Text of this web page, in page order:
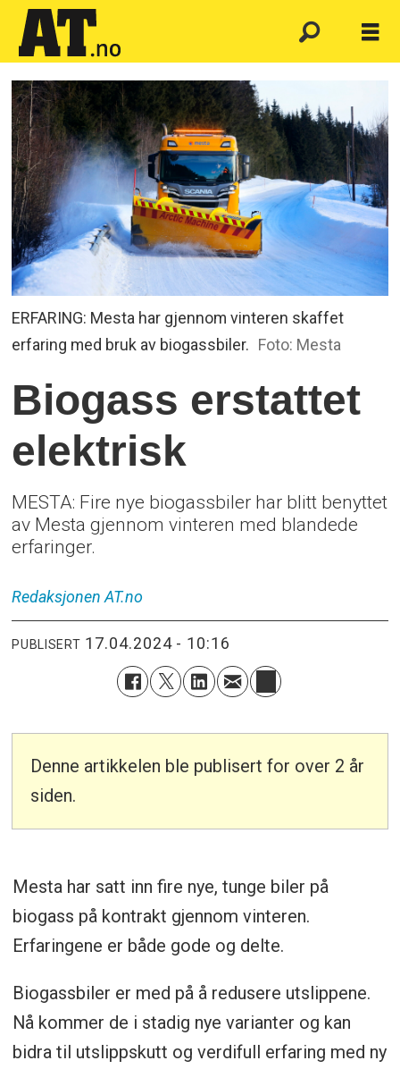
ERFARING: Mesta har gjennom vinteren skaffet
erfaring med bruk av biogassbiler. Foto: Mesta
Biogass erstattet
elektrisk
MESTA: Fire nye biogassbiler har blitt benyttet
av Mesta gjennom vinteren med blandede
erfaringer.
Redaksjonen AT.no
PUBLISERT 17.04.2024 - 10:16
Denne artikkelen ble publisert for over 2 år
siden.
Mesta har satt inn fire nye, tunge biler på
biogass på kontrakt gjennom vinteren.
Erfaringene er både gode og delte.
Biogassbiler er med på å redusere utslippene.
Nå kommer de i stadig nye varianter og kan
bidra til utslippskutt og verdifull erfaring med ny